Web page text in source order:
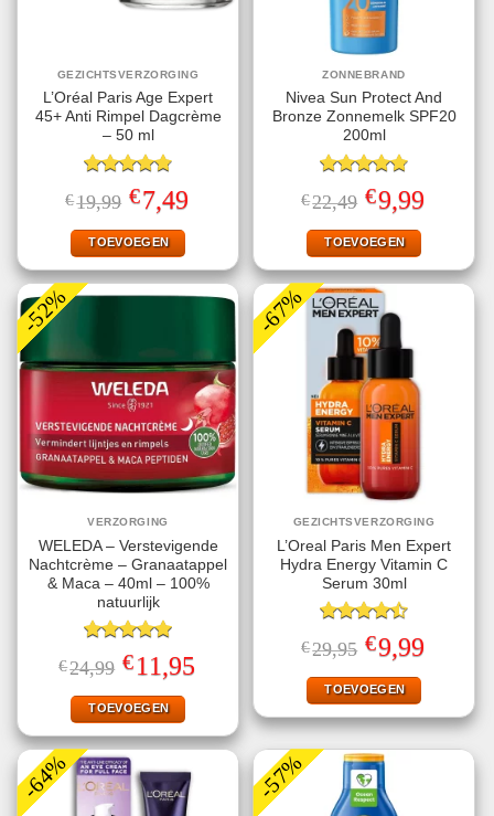
GEZICHTSVERZORGING
L’Oréal Paris Age Expert
45+ Anti Rimpel Dagcrème
– 50 ml
Gewaardeerd
4.80uit 5
€19,99 Oorspronkelijke
prijs
was:
€19,99.
€7,49Huidige
prijs
TOEVOEGEN
ZONNEBRAND
Nivea Sun Protect And
Bronze Zonnemelk SPF20
200ml
Gewaardeerd
4.78uit 5
€22,49 Oorspronkelijke
prijs
was:
€22,49.
€9,99Huidige
prijs
TOEVOEGEN
-52%
VERZORGING
WELEDA – Verstevigende
Nachtcrème – Granaatappel
& Maca – 40ml – 100%
natuurlijk
Gewaardeerd
5.00uit 5
€24,99 Oorspronkelijke
prijs
was:
€24,99.
€11,95prijs
TOEVOEGEN
-67%
GEZICHTSVERZORGING
L’Oreal Paris Men Expert
Hydra Energy Vitamin C
Serum 30ml
Gewaardeerd
4.50uit 5
€29,95 Oorspronkelijke
prijs
was:
€29,95.
€9,99Huidige
prijs
TOEVOEGEN
-64% -57%